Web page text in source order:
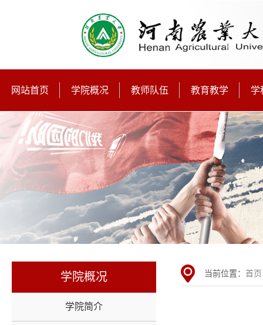
网站首页 学院概况 教师队伍 教育教学 学
学院概况
学院简介
当前位置： 首页